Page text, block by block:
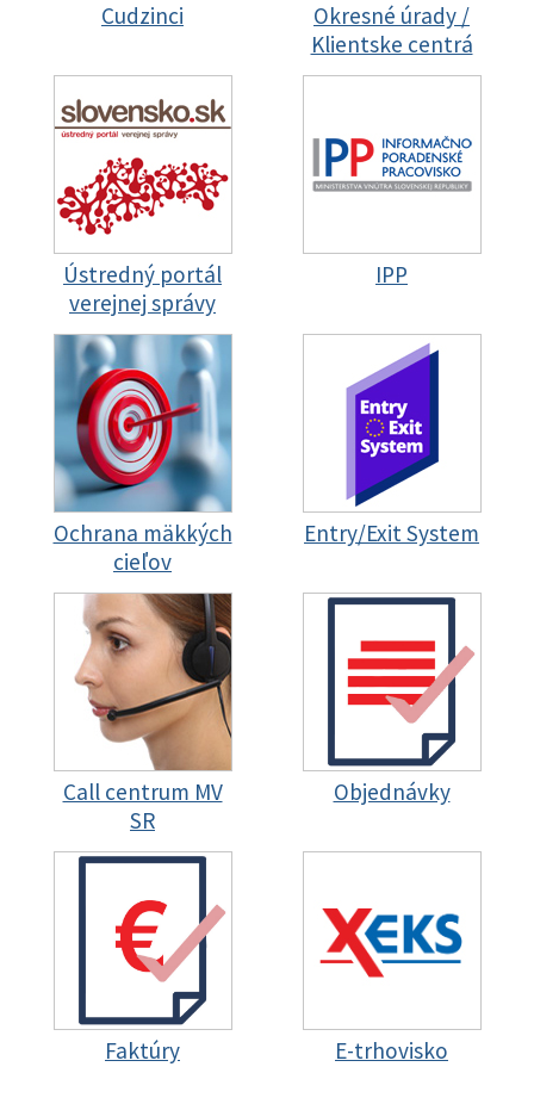
Cudzinci
Okresné úrady /
Klientske centrá
Ústredný portál
verejnej správy
IPP
Ochrana mäkkých
cieľov
Entry/Exit System
Call centrum MV
SR
Objednávky
Faktúry E-trhovisko